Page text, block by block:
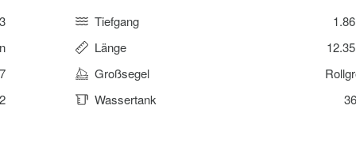
Tiefgang
Länge
Großsegel
Wassertank